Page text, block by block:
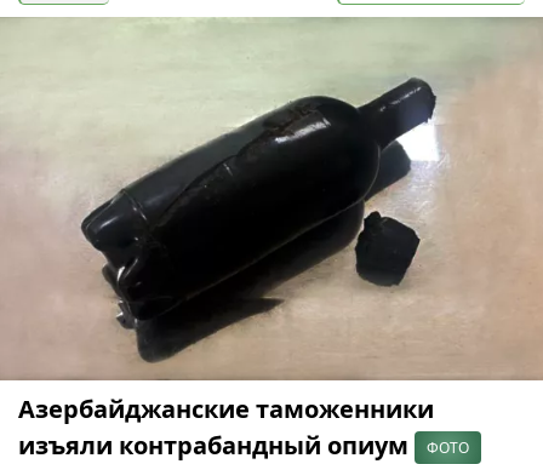
Азербайджанские таможенники
изъяли контрабандный опиум
ФОТО